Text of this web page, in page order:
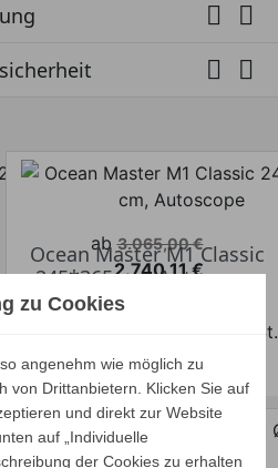
 
 
Verkaufspreis
ab 3.065,00 €
Preis
2.740,11 €
Ihr Spar-Preis
Preise inkl. ges. MwSt.
absolut versandkostenfrei
Ocean Master M1 Classic
245*365 cm, Autoscope
zu Cookies
angenehm wie möglich zu
von Drittanbietern. Klicken Sie auf
und direkt zur Website
auf „Individuelle
der Cookies zu erhalten